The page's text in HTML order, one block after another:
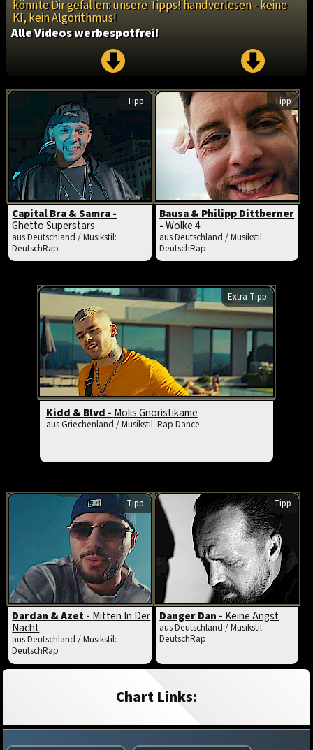
könnte Dir gefallen: unsere Tipps! handverlesen - keine
KI, kein Algorithmus!
Alle Videos werbespotfrei!
Tipp
Capital Bra & Samra -
Ghetto Superstars
aus Deutschland / Musikstil:
DeutschRap
Tipp
Bausa & Philipp Dittberner
-Wolke 4
aus Deutschland / Musikstil:
DeutschRap
Extra Tipp
Kidd & Blvd - Molis Gnoristikame
aus Griechenland / Musikstil: Rap Dance
Tipp
Dardan & Azet -Mitten In Der
Nacht
aus Deutschland / Musikstil:
DeutschRap
Tipp
Danger Dan -Keine Angst
aus Deutschland / Musikstil:
DeutschRap
Chart Links: